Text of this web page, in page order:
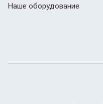
Наше оборудование